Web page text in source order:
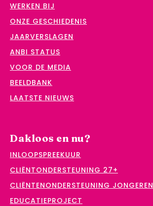
WERKEN BIJ
ONZE GESCHIEDENIS
JAARVERSLAGEN
ANBI STATUS
VOOR DE MEDIA
BEELDBANK
LAATSTE NIEUWS
Dakloos en nu?
INLOOPSPREEKUUR
CLIËNTONDERSTEUNING 27+
CLIËNTENONDERSTEUNING JONGEREN
EDUCATIEPROJECT